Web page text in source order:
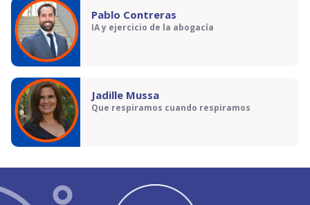
Pablo Contreras
IA y ejercicio de la abogacía
Jadille Mussa
Que respiramos cuando respiramos